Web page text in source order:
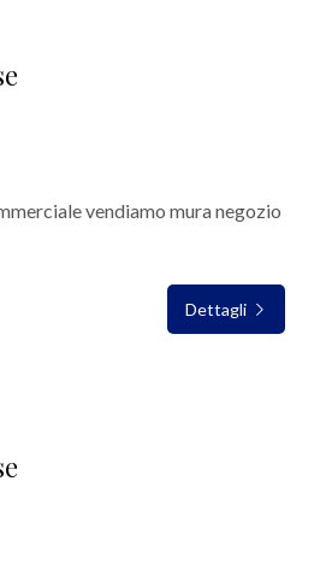
vendiamo mura negozio
Dettagli